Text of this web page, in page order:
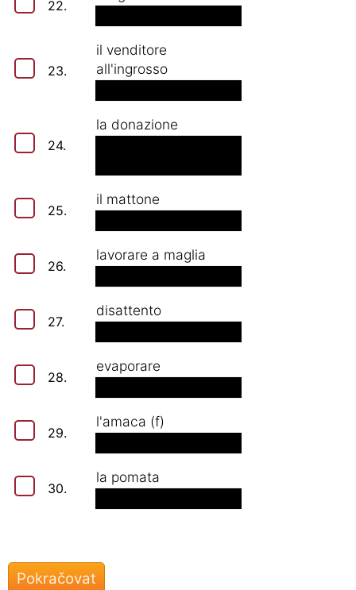
22.
23.
il venditore
all'ingrosso
24.
la donazione
25.
il mattone
26.
lavorare a maglia
27.
disattento
28.
evaporare
29.
l'amaca (f)
30.
la pomata